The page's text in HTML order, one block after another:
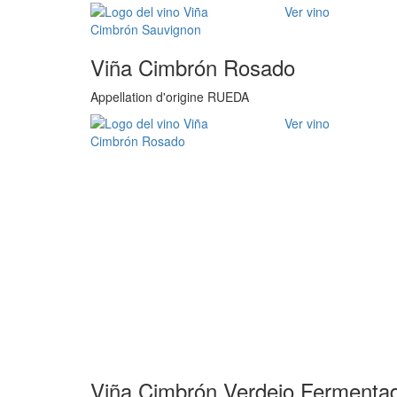
Ver vino
Viña Cimbrón Rosado
Appellation d'origine RUEDA
Ver vino
Viña Cimbrón Verdejo